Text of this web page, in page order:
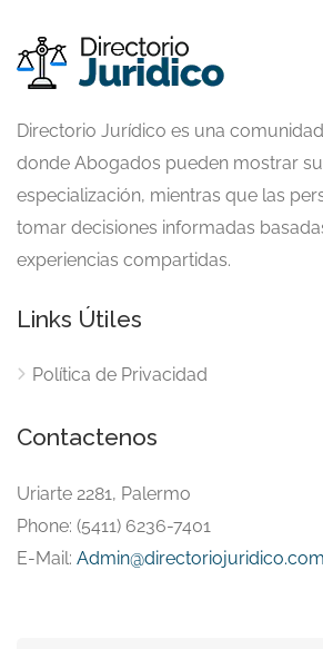
Directorio Jurídico es una
donde Abogados pueden mostrar
especialización, mientras que las
tomar decisiones informadas
experiencias compartidas.
Links Útiles
Política de Privacidad
Contactenos
Uriarte 2281, Palermo
Phone: (5411) 6236-7401
E-Mail: Admin@directoriojuridico.com